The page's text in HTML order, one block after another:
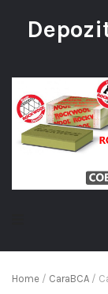
Home / CaraBCA /